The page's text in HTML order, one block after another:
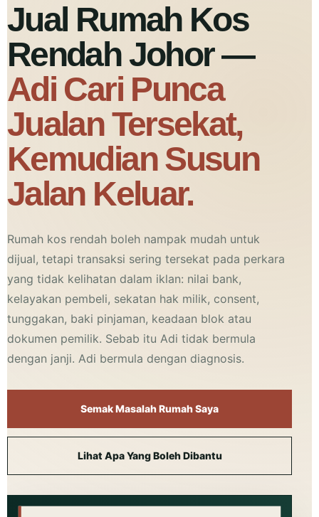
Jual Rumah Kos
Rendah Johor —
Adi Cari Punca
Jualan Tersekat,
Kemudian Susun
Jalan Keluar.
Rumah kos rendah boleh nampak mudah untuk
dijual, tetapi transaksi sering tersekat pada perkara
yang tidak kelihatan dalam iklan: nilai bank,
kelayakan pembeli, sekatan hak milik, consent,
tunggakan, baki pinjaman, keadaan blok atau
dokumen pemilik. Sebab itu Adi tidak bermula
dengan janji. Adi bermula dengan diagnosis.
Semak Masalah Rumah Saya
Lihat Apa Yang Boleh Dibantu